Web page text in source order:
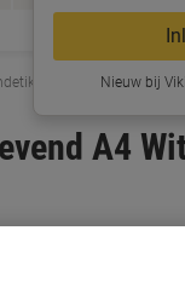
Nieuw bij
A4